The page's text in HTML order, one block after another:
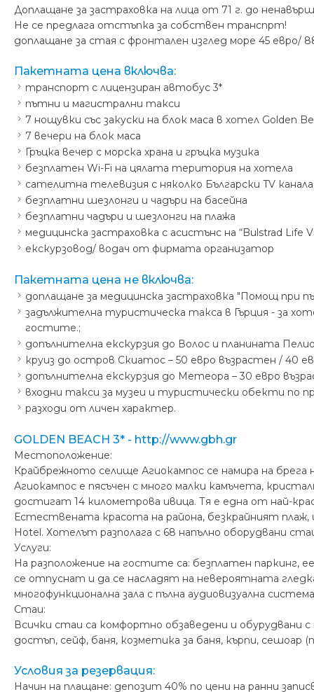
Доплащане за застраховка на лица от 71 г. до
Не се предлага отстъпка за собствен транспрт!
доплащане за стая с фронтален изглед море 45 евро/
Пакетната цена включва:
транспорт с лицензиран автобус 3*
пътни и магистрални такси
7 нощувки със закуски на блок маса в хотел Golden
7 вечери на блок маса
Гръцка вечер с морска храна и гръцка музика
безплатен Wi-Fi на цялата територия на хотела
сателитна телевизия с няколко Български TV канала
безплатни шезлонги и чадъри на басейна
безплатни чадъри и шезлонги на плажа
медицинска застраховка с асистънс на “Bulstrad Life
екскурзовод/ водач от фирмата организатор
Пакетната цена не включва:
доплащане за медицинска застраховка "Помощ при
задължителна туристическа такса в Гърция - за
гостите.;
допълнителна екскурзия до Волос и планината
круиз до остров Скиатос – 50 евро възрастен / 40
допълнителна екскурзия до Метеора – 30 евро
входни такси за музеи и туристически обекти по
разходи от личен характер.
GOLDEN BEACH 3* - http://www.gbh.gr
Местоположение:
Крайбрежното селище Агиокампос се намира на
Агиокампос е пясъчен с много малки камъчета,
достигат 14 километрова ивица. Тя е една от най-
Естествената красота на района, безкрайният
Hotel. Хотелът разполага с 68 напълно оборудвани
Услуги:
На разположение на гостите са: безплатен паркинг,
се отпуснат и да се насладят на невероятната
многофункционална зала с пълна аудиовизуална
Стаи:
Всички стаи са комфортно обзаведени и обурудвани
достъп, сейф, баня, козметика за баня, кърпи, сешоар
Условия за резервация:
Начин на плащане: депозит 40% по цени на ранни